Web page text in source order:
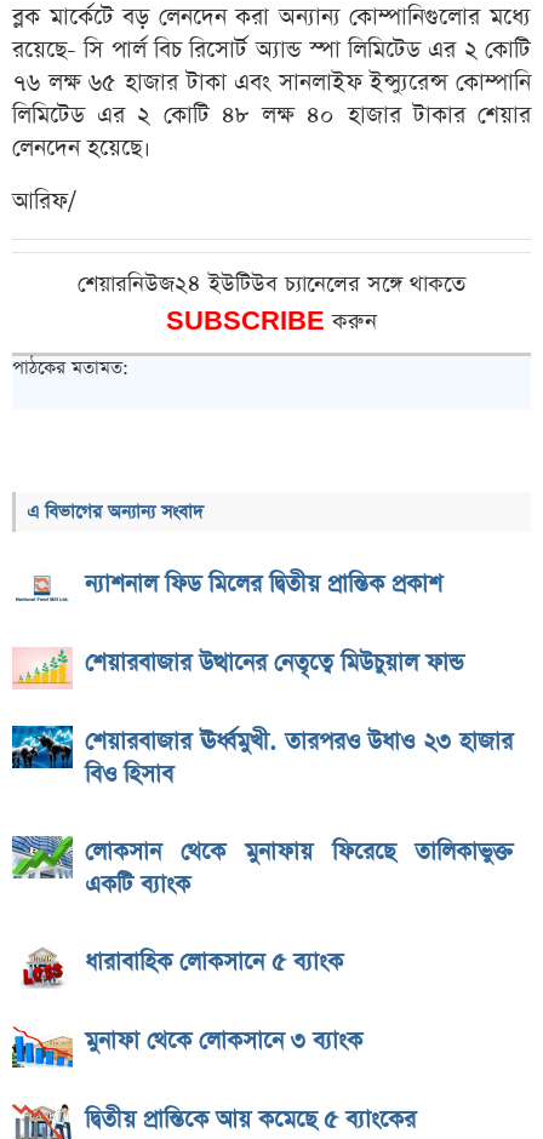
ব্লক মার্কেটে বড় লেনদেন করা অন্যান্য কোম্পানিগুলোর মধ্যে
রয়েছে- সি পার্ল বিচ রিসোর্ট অ্যান্ড স্পা লিমিটেড এর ২ কোটি
৭৬ লক্ষ ৬৫ হাজার টাকা এবং সানলাইফ ইন্স্যুরেন্স কোম্পানি
লিমিটেড এর ২ কোটি ৪৮ লক্ষ ৪০ হাজার টাকার শেয়ার
লেনদেনহয়েছে।
আরিফ/
শেয়ারনিউজ২৪ ইউটিউব চ্যানেলের সঙ্গে থাকতে
SUBSCRIBEকরুন
পাঠকের মতামত:
এ বিভাগের অন্যান্য সংবাদ
ন্যাশনাল ফিড মিলের দ্বিতীয় প্রান্তিক প্রকাশ
শেয়ারবাজার উত্থানের নেতৃত্বে মিউচুয়াল ফান্ড
শেয়ারবাজার ঊর্ধ্বমুখী. তারপরও উধাও ২৩ হাজার
বিও হিসাব
লোকসান থেকে মুনাফায় ফিরেছে তালিকাভুক্ত
একটি ব্যাংক
ধারাবাহিক লোকসানে ৫ ব্যাংক
মুনাফা থেকে লোকসানে ৩ ব্যাংক
দ্বিতীয় প্রান্তিকে আয় কমেছে ৫ ব্যাংকের